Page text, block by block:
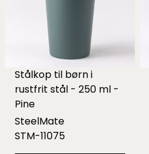
Stålkop til børn i
rustfrit stål - 250 ml -
Pine
SteelMate
STM-11075